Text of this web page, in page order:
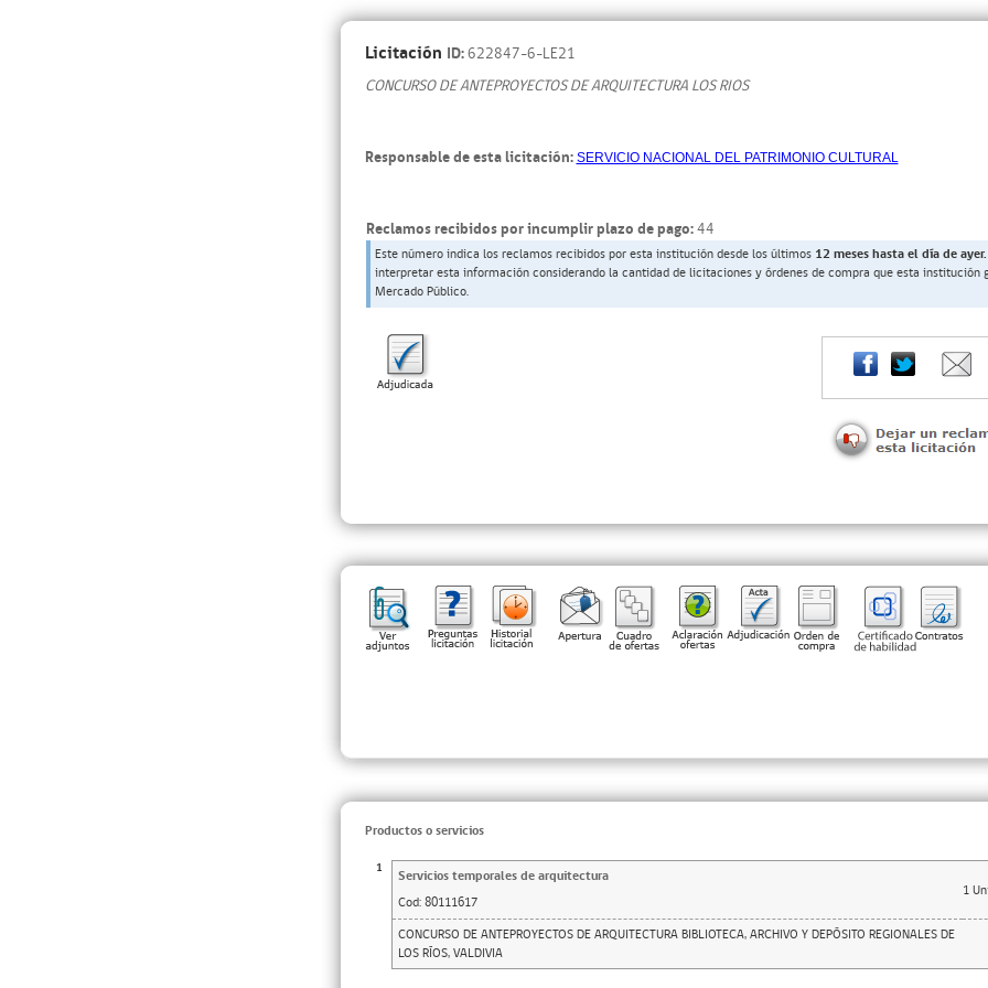
Licitación ID:622847-6-LE21
CONCURSO DE ANTEPROYECTOS DE ARQUITECTURA LOS RIOS
Responsable de esta licitación:SERVICIO NACIONAL DEL PATRIMONIO CULTURAL
Reclamos recibidos por incumplir plazo de pago:44
Este número indica los reclamos recibidos por esta institución desde los últimos 12 meses hasta el día de ayer.
interpretar esta información considerando la cantidad de licitaciones y órdenes de compra que esta institución
Mercado Público.
Productos o servicios
1 Servicios temporales de arquitectura
1
Cod: 80111617
CONCURSO DE ANTEPROYECTOS DE ARQUITECTURA BIBLIOTECA, ARCHIVO Y DEPÓSITO REGIONALES DE
LOS RÍOS, VALDIVIA